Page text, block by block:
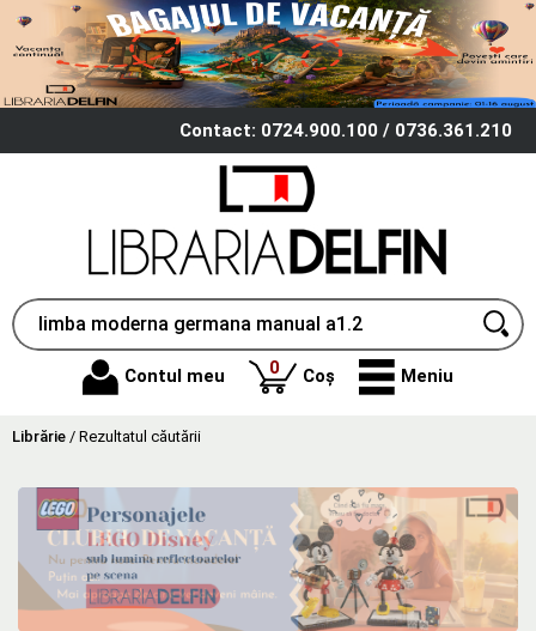
Contact: 0724.900.100 / 0736.361.210
Contul meu 0produse
Coș Meniu
Librărie / Rezultatul căutării